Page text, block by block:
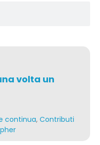
volta un
continua, Contributi